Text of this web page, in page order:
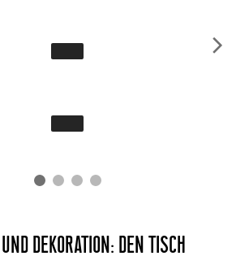
DEKORATION: DEN TISCH